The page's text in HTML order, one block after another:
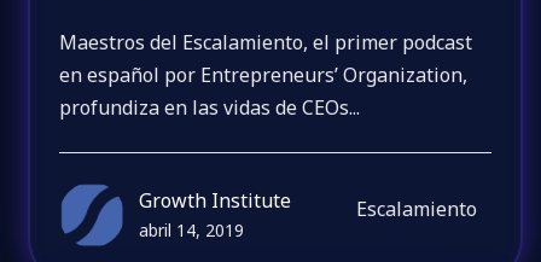
Maestros del Escalamiento, el primer podcast
en español por Entrepreneurs’ Organization,
profundiza en las vidas de CEOs...
Growth Institute
abril 14, 2019
Escalamiento